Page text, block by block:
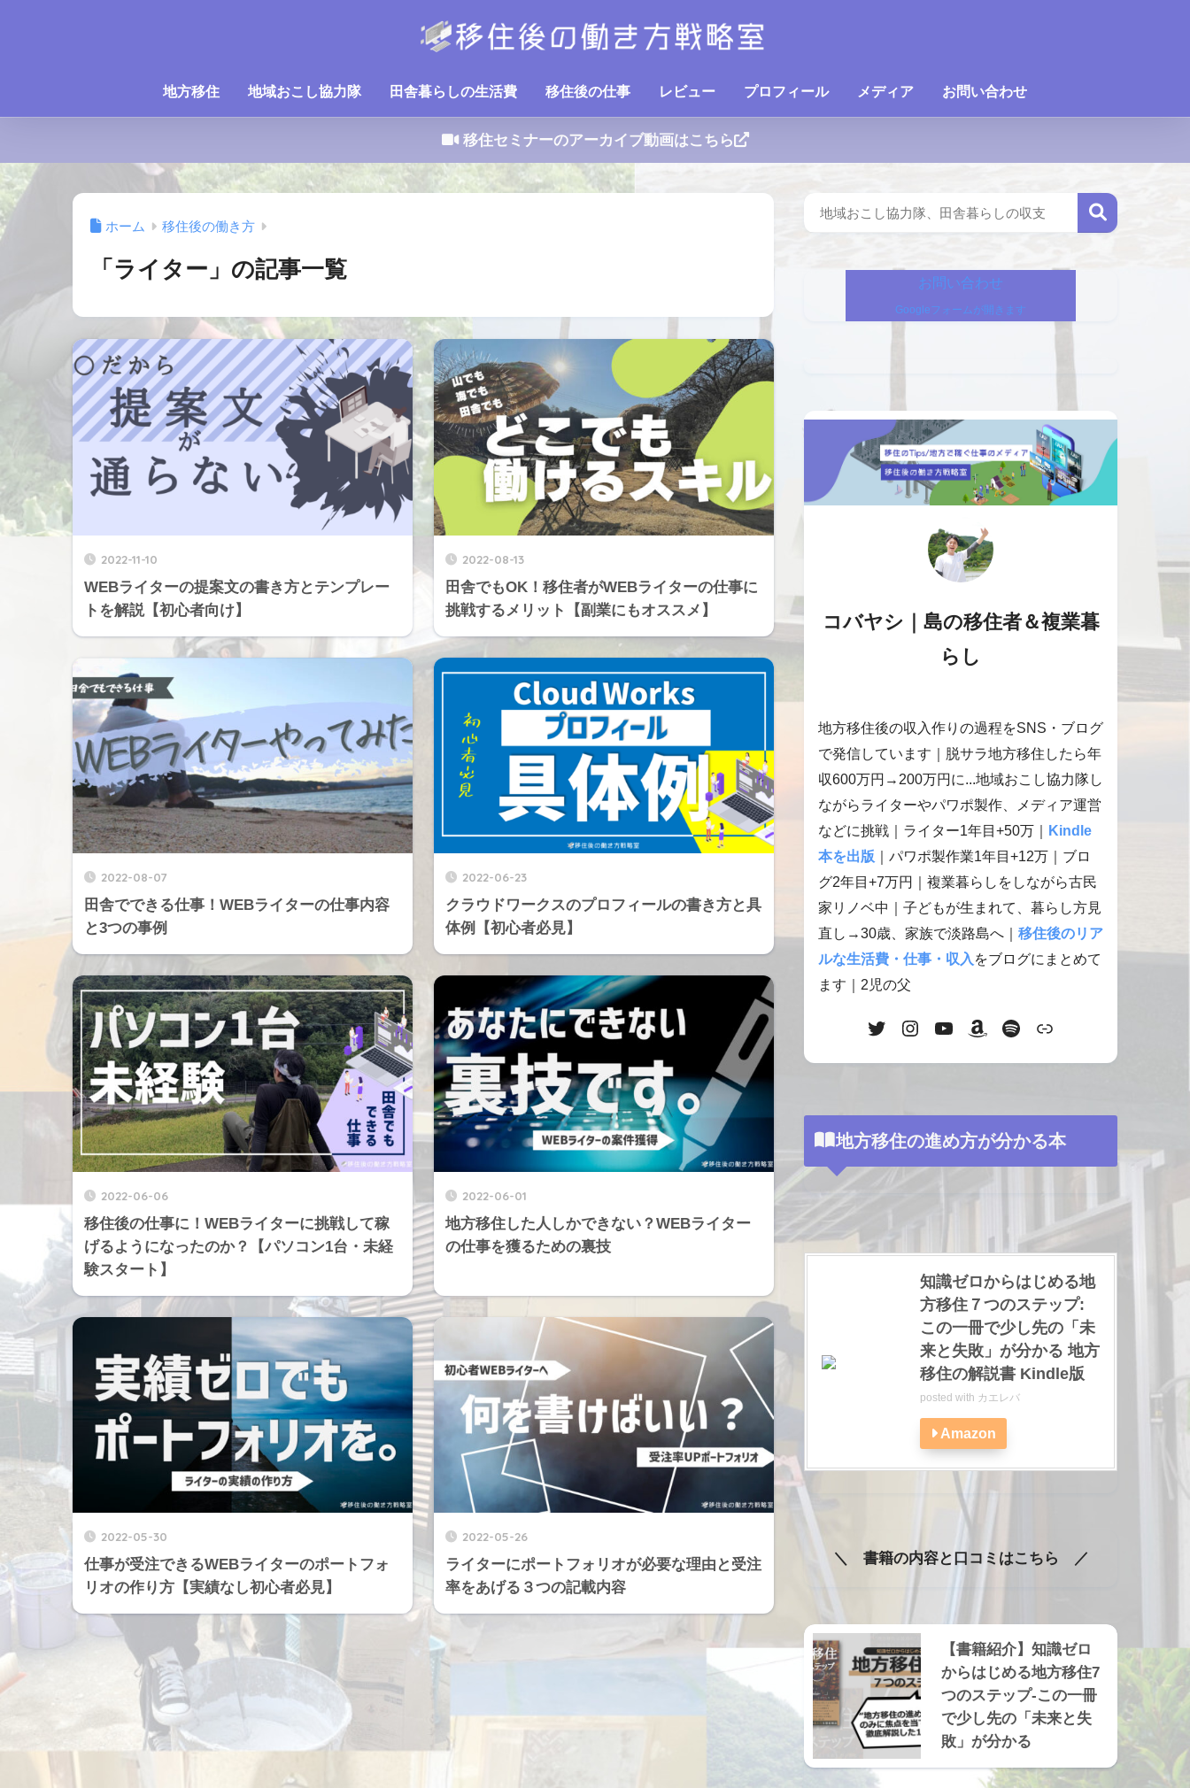
地方移住 地域おこし協力隊 田舎暮らしの生活費 移住後の仕事 レビュー プロフィール メディア お問い合わせ
移住セミナーのアーカイブ動画はこちら
ホーム 移住後の働き方
「ライター」の記事一覧
2022-11-10
WEBライターの提案文の書き方とテンプレー
トを解説【初心者向け】
2022-08-13
田舎でもOK！移住者がWEBライターの仕事に
挑戦するメリット【副業にもオススメ】
2022-08-07
田舎でできる仕事！WEBライターの仕事内容
と3つの事例
2022-06-23
クラウドワークスのプロフィールの書き方と具
体例【初心者必見】
2022-06-06
移住後の仕事に！WEBライターに挑戦して稼
げるようになったのか？【パソコン1台・未経
験スタート】
2022-06-01
地方移住した人しかできない？WEBライター
の仕事を獲るための裏技
2022-05-30
仕事が受注できるWEBライターのポートフォ
リオの作り方【実績なし初心者必見】
2022-05-26
ライターにポートフォリオが必要な理由と受注
率をあげる３つの記載内容
お問い合わせ
Googleフォームが開きます
コバヤシ｜島の移住者＆複業暮
らし
地方移住後の収入作りの過程をSNS・ブログ
で発信しています｜脱サラ地方移住したら年
収600万円→200万円に...地域おこし協力隊し
ながらライターやパワポ製作、メディア運営
などに挑戦｜ライター1年目+50万｜
Kindle
本を出版 ｜パワポ製作業1年目+12万｜ブロ
グ2年目+7万円｜複業暮らしをしながら古民
家リノベ中｜子どもが生まれて、暮らし方見
直し→30歳、家族で淡路島へ｜ 移住後のリア
ルな生活費・仕事・収入 をブログにまとめて
ます｜2児の父
地方移住の進め方が分かる本
知識ゼロからはじめる地
方移住７つのステップ:
この一冊で少し先の「未
来と失敗」が分かる 地方
移住の解説書 Kindle版
posted with カエレバ
Amazon
＼ 書籍の内容と口コミはこちら ／
【書籍紹介】知識ゼロ
からはじめる地方移住7
つのステップ-この一冊
で少し先の「未来と失
敗」が分かる